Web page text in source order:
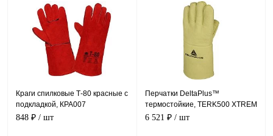
Краги спилковые Т-80 красные с
подкладкой, КРА007
848 ₽ / шт
Перчатки DeltaPlus™
термостойкие, TERK500 XTREM
HEAT
6 521 ₽ / шт